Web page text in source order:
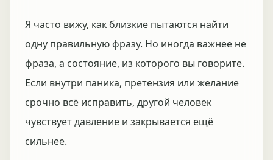
Я часто вижу, как близкие пытаются найти
одну правильную фразу. Но иногда важнее не
фраза, а состояние, из которого вы говорите.
Если внутри паника, претензия или желание
срочно всё исправить, другой человек
чувствует давление и закрывается ещё
сильнее.